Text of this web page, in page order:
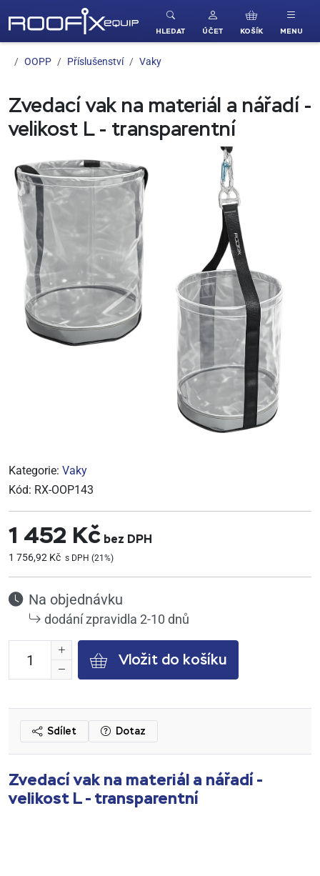
HLEDAT ÚČET KOŠÍK MENU
OOPP Příslušenství Vaky
Zvedací vak na materiál a nářadí -
velikost L - transparentní
Kategorie: Vaky
Kód: RX-OOP143
1 452 Kč bez DPH
1 756,92 Kč s DPH (21%)
Na objednávku
dodání zpravidla 2-10 dnů
Vložit do košíku
Sdílet Dotaz
Zvedací vak na materiál a nářadí -
velikost L - transparentní